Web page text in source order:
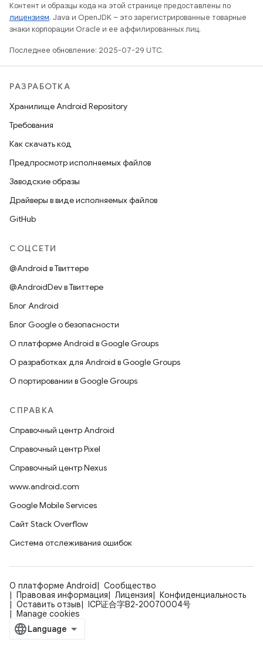
Контент и образцы кода на этой странице предоставлены по
лицензиям. Java и OpenJDK – это зарегистрированные товарные
знаки корпорации Oracle и ее аффилированных лиц.
Последнее обновление: 2025-07-29 UTC.
РАЗРАБОТКА
Хранилище Android Repository
Требования
Как скачать код
Предпросмотр исполняемых файлов
Заводские образы
Драйверы в виде исполняемых файлов
GitHub
СОЦСЕТИ
@Android в Твиттере
@AndroidDev в Твиттере
Блог Android
Блог Google о безопасности
О платформе Android в Google Groups
О разработках для Android в Google Groups
О портировании в Google Groups
СПРАВКА
Справочный центр Android
Справочный центр Pixel
Справочный центр Nexus
www.android.com
Google Mobile Services
Сайт Stack Overflow
Система отслеживания ошибок
О платформе Android
Сообщество
Правовая информация
Лицензия
Конфиденциальность
Оставить отзыв
ICP证合字B2-20070004号
Manage cookies